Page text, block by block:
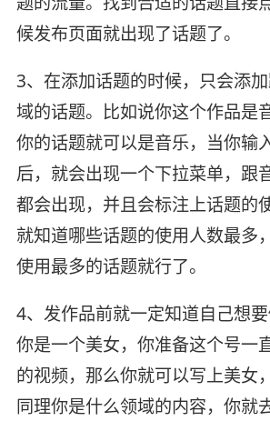
候发布页面就出现了话题了。
3、在添加话题的时候，只会添
域的话题。比如说你这个作品是
你的话题就可以是音乐，当你输
后，就会出现一个下拉菜单，跟
都会出现，并且会标注上话题的
就知道哪些话题的使用人数最多
使用最多的话题就行了。
4、发作品前就一定知道自己想
你是一个美女，你准备这个号一
的视频，那么你就可以写上美女
同理你是什么领域的内容，你就